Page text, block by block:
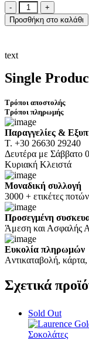
Νιφάδες
θαλασσινού
αλατιού
πικάντικου
ποσότητα
Προσθήκη στο καλάθι
text
Single
Τρόποι αποστολής
Τρόποι πληρωμής
Παραγγελίες &
Τ. +30 26630 29240
Δευτέρα με Σάββατο
Κυριακή Κλειστά
Μοναδική συλλογή
3000 + ετικέτες
Προσεγμένη
Άμεση και Ασφαλής
Ευκολία πληρωμών
Aντικαταβολή,
Σχετικά
Sold Out
Σοκολάτες